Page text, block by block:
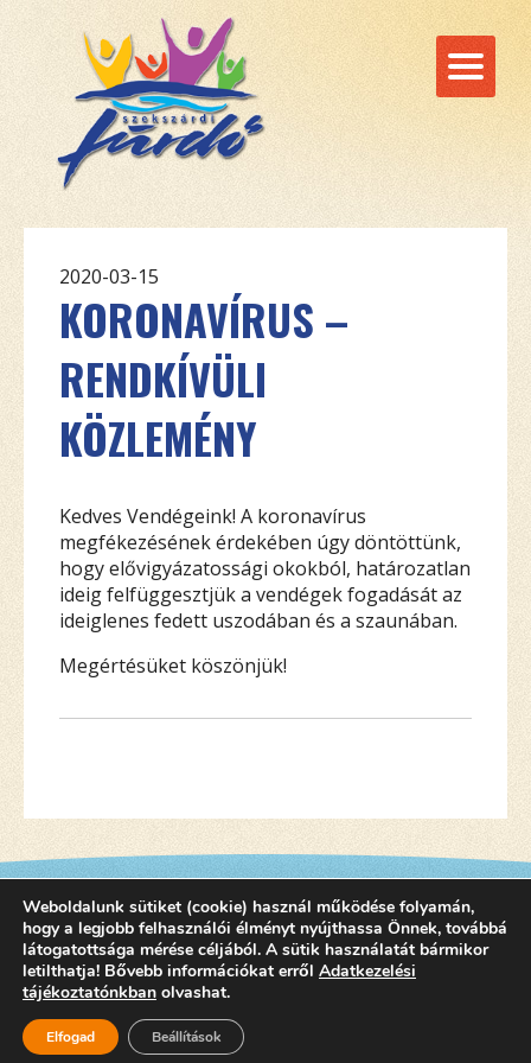
2020-03-15
KORONAVÍRUS –
RENDKÍVÜLI
KÖZLEMÉNY
Kedves Vendégeink! A koronavírus
megfékezésének érdekében úgy döntöttünk,
hogy elővigyázatossági okokból, határozatlan
ideig felfüggesztjük a vendégek fogadását az
ideiglenes fedett uszodában és a szaunában.
Megértésüket köszönjük!
©2015 SZEKSZARDIFURDO.HU
Weboldalunk sütiket (cookie) használ működése folyamán,
hogy a legjobb felhasználói élményt nyújthassa Önnek, továbbá
látogatottsága mérése céljából. A sütik használatát bármikor
letilthatja! Bővebb információkat erről Adatkezelési
tájékoztatónkban olvashat.
Elfogad Beállítások